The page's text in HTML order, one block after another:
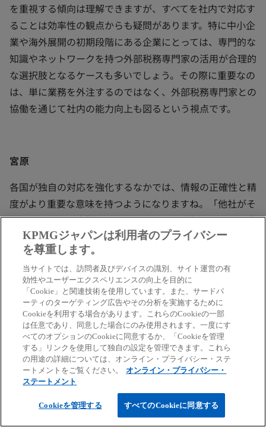
を重視する傾向は理解できますが、すべてを社内で対応す
ることは効率性の観点からも疑問があります。特に中小企
業や海外展開の初期段階にある企業にとっては、専門的な
知識やネットワークを持つ外部税務専門家の活用が合理的
な選択肢となるケースも多いでしょう。その際に重要なの
は、単に業務を外注するのではなく、外部税務専門家との
協働を通じて社内の能力向上も図るという視点です。
宮原
各国が独自の対応を強化するなかでは、情報の正確性と精
度がより重要な意味を持つようになりますね。「他社がそ
うしているから自社もそうする」という発想ではなく、自
社の状況や拠点数の違いも含めて詳細に分析した上での判
断が求められるようになるでしょう。このような環境変化
に対して、日本企業はどのように対応すべきでしょうか。
吉村氏
トランプ大統領の動きからもわかるように、メキシコやカ
ナダに拠点があった場合に突如として規制の標的にされ
る、そんなリスキーな時代に突入しています。サプライチ
ェーンの構成によってリスクの内容や程度が大きく異なる
など、各社の状況はそれぞれに異なりますので、他社の動
KPMGジャパンは利用者のプライバシー
を尊重します。
当サイトでは、訪問者及びデバイスの識別、サイト運営の有
効性やユーザーエクスペリエンスの向上を目的に
「Cookie」と関連技術を使用しています。また、サードパ
ーティのターゲティング広告やその分析を実施するために
Cookieを利用する場合があります。これらのCookieの一部
は任意であり、同意した場合にのみ使用されます。一度にす
べてのオプションのCookieに同意するか、「Cookieを管理
する」リンクを使用して独自の設定を管理できます。これら
の用途の詳細については、オンライン・プライバシー・ステ
ートメントをご覧ください。
オンライン・プライバシー・
ステートメント
Cookieを管理する すべてのCookieに同意する